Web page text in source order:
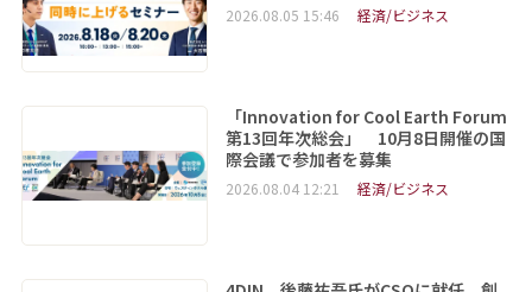
2026.08.05 15:46 経済/ビジネス
「Innovation for Cool Earth Forum
第13回年次総会」 10月8日開催の国
際会議で参加者を募集
2026.08.04 12:21 経済/ビジネス